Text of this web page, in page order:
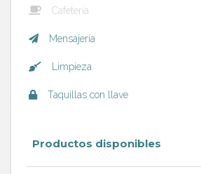
Cafetería
Mensajería
Limpieza
Taquillas con llave
Productos disponibles